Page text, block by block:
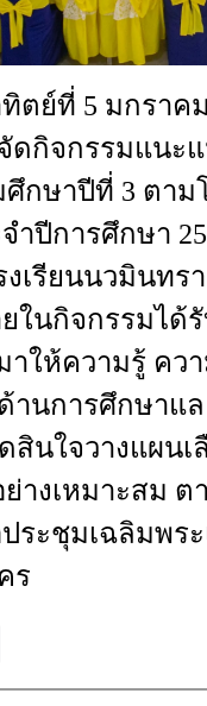
5 มกราคม พ.
ดกิจกรรมแนะ
กษาปีที่ 3 ตาม
ำปีการศึกษา
งเรียนนวมินท
ในกิจกรรมได้
าให้ความรู้ คว
านการศึกษาแ
สินใจวางแผน
างเหมาะสม
ระชุมเฉลิมพร
ร